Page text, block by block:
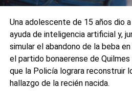
Contó que con sus amigos fue a
vacaciones. «Yo no consumo
alcohol. No lo hacia seguido pero
exceso. Ahora no lo hago pero
que me divertía así. Para salir, la
poder soltarme», continuó.
Una adolescente de 15 años dio
ayuda de inteligencia artificial y,
simular el abandono de la beba
el partido bonaerense de
que la Policía lograra reconstruir
hallazgo de la recién nacida.